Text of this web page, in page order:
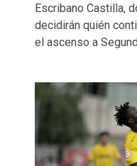
Escribano Castilla,
decidirán quién
el ascenso a